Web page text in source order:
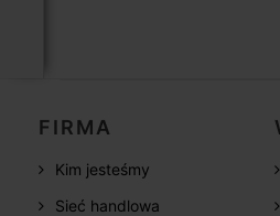
FIRMA
Kim jesteśmy
Sieć handlowa